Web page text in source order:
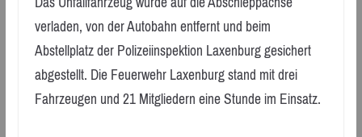
verladen, von der Autobahn entfernt und beim
Abstellplatz der Polizeiinspektion Laxenburg gesichert
abgestellt. Die Feuerwehr Laxenburg stand mit drei
Fahrzeugen und 21 Mitgliedern eine Stunde im Einsatz.